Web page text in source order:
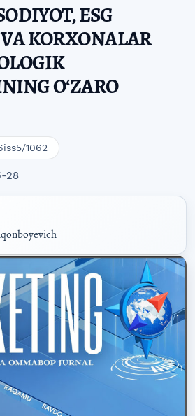
ESG
KORXONALAR
OʻZARO
1062
28